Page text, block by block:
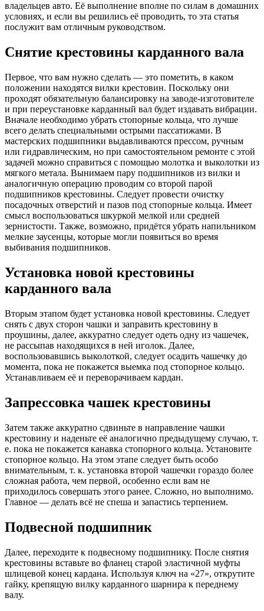
владельцев авто. Её выполнение вполне по силам в домашних
условиях, и если вы решились её проводить, то эта статья
послужит вам отличным руководством.
Снятие крестовины карданного вала
Первое, что вам нужно сделать — это пометить, в каком
положении находятся вилки крестовин. Поскольку они
проходят обязательную балансировку на заводе-изготовителе
и при переустановке карданный вал будет издавать вибрации.
Вначале необходимо убрать стопорные кольца, что лучше
всего делать специальными острыми пассатижами. В
мастерских подшипники выдавливаются прессом, ручным
или гидравлическим, но при самостоятельном ремонте с этой
задачей можно справиться с помощью молотка и выколотки из
мягкого метала. Вынимаем пару подшипников из вилки и
аналогичную операцию проводим со второй парой
подшипников крестовины. Следует провести очистку
посадочных отверстий и пазов под стопорные кольца. Имеет
смысл воспользоваться шкуркой мелкой или средней
зернистости. Также, возможно, придётся убрать напильником
мелкие заусенцы, которые могли появиться во время
выбивания подшипников.
Установка новой крестовины
карданного вала
Вторым этапом будет установка новой крестовины. Следует
снять с двух сторон чашки и заправить крестовину в
проушины, далее, аккуратно следует одеть одну из чашечек,
не рассыпав находящихся в ней иголок. Далее,
воспользовавшись выколоткой, следует осадить чашечку до
момента, пока не покажется выемка под стопорное кольцо.
Устанавливаем её и переворачиваем кардан.
Запрессовка чашек крестовины
Затем также аккуратно сдвиньте в направление чашки
крестовину и наденьте её аналогично предыдущему случаю, т.
е. пока не покажется канавка стопорного кольца. Установите
стопорное кольцо. На этом этапе следует быть особо
внимательным, т. к. установка второй чашечки гораздо более
сложная работа, чем первой, особенно если вам не
приходилось совершать этого ранее. Сложно, но выполнимо.
Главное — делать всё не спеша и запастись терпением.
Подвесной подшипник
Далее, переходите к подвесному подшипнику. После снятия
крестовины вставьте во фланец старой эластичной муфты
шлицевой конец кардана. Используя ключ на «27», открутите
гайку, крепящую вилку карданного шарнира к переднему
валу.